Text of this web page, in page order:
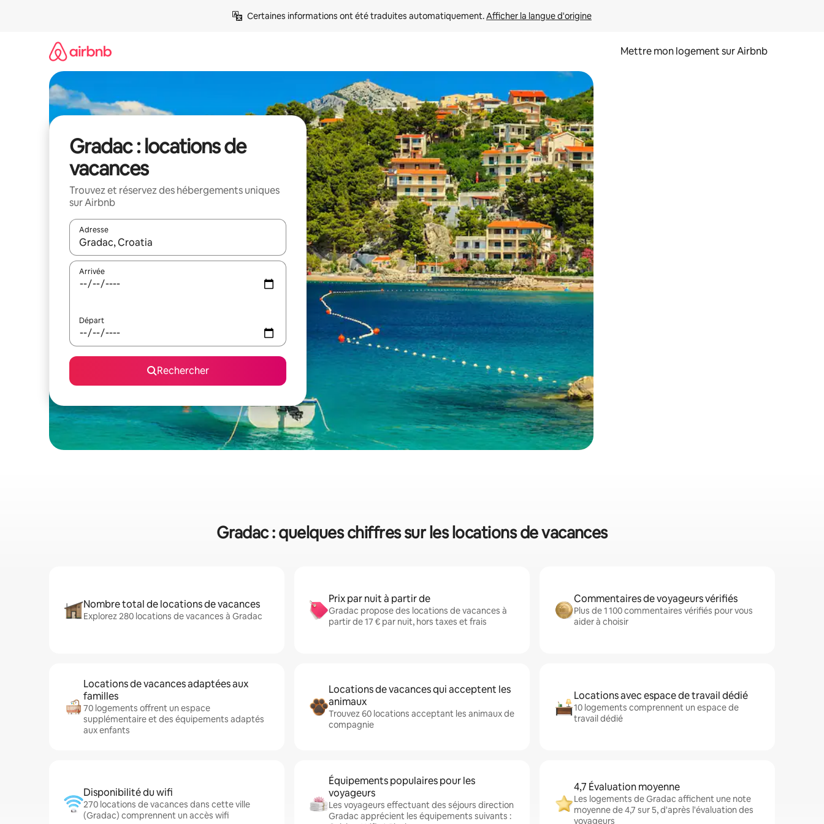
Certaines informations ont été traduites automatiquement. Afficher la langue d'origine
Mettre mon logement sur Airbnb
Gradac : locations de
vacances
Trouvez et réservez des hébergements uniques
sur Airbnb
Adresse
Lorsque les résultats s'affichent, utilisez les flèches vers le haut et vers le bas pour les parcourir ou en appuyant et en faisant glisser.
Arrivée
Départ
Rechercher
Gradac : quelques chiffres sur les locations de vacances
Nombre total de locations de vacances
Explorez 280 locations de vacances à Gradac
Prix par nuit à partir de
Gradac propose des locations de vacances à
partir de 17 € par nuit, hors taxes et frais
Commentaires de voyageurs vérifiés
Plus de 1 100 commentaires vérifiés pour vous
aider à choisir
Locations de vacances adaptées aux
familles
70 logements offrent un espace
supplémentaire et des équipements adaptés
aux enfants
Locations de vacances qui acceptent les
animaux
Trouvez 60 locations acceptant les animaux de
compagnie
Locations avec espace de travail dédié
10 logements comprennent un espace de
travail dédié
Disponibilité du wifi
270 locations de vacances dans cette ville
(Gradac) comprennent un accès wifi
Équipements populaires pour les
voyageurs
Les voyageurs effectuant des séjours direction
Gradac apprécient les équipements suivants :
4,7 Évaluation moyenne
Les logements de Gradac affichent une note
moyenne de 4,7 sur 5, d'après l'évaluation des
voyageurs